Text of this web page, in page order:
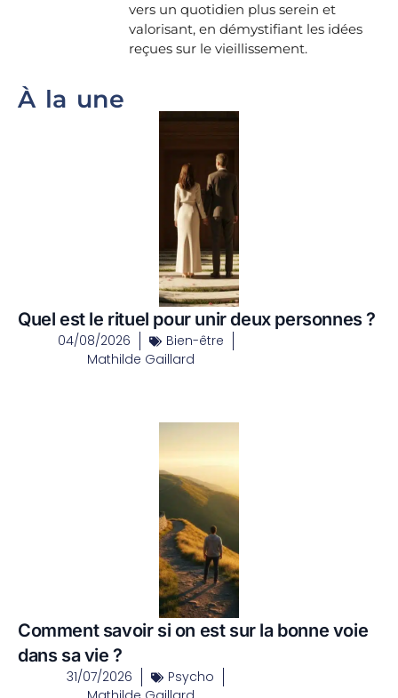
vers un quotidien plus serein et
valorisant, en démystifiant les idées
reçues sur le vieillissement.
À la une
Quel est le rituel pour unir deux personnes ?
04/08/2026
Bien-être
Mathilde Gaillard
Comment savoir si on est sur la bonne voie
dans sa vie ?
31/07/2026
Psycho